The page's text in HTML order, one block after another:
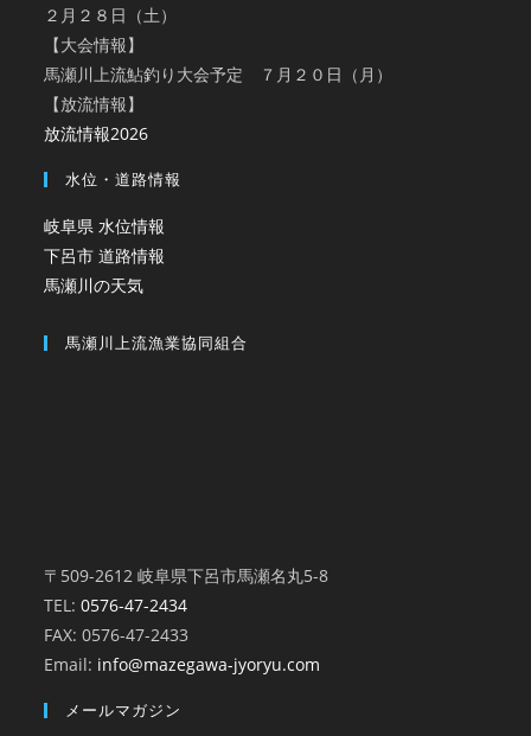
２月２８日（土）
【大会情報】
馬瀬川上流鮎釣り大会予定 ７月２０日（月）
【放流情報】
放流情報2026
水位・道路情報
岐阜県 水位情報
下呂市 道路情報
馬瀬川の天気
馬瀬川上流漁業協同組合
〒509-2612 岐阜県下呂市馬瀬名丸5-8
TEL:0576-47-2434
FAX: 0576-47-2433
Email: info@mazegawa-jyoryu.com
メールマガジン